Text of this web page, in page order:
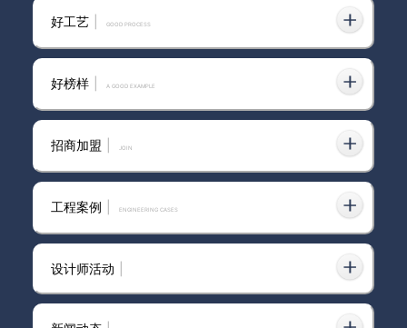
适合奶油风和法式风的墙面漆：
蛋壳光艺术漆了解一下
卡百利净醛蛋壳光艺术漆，要显
贵就这么装！🏷️原来墙面材料是
全屋蛋壳光艺术漆，一面都不
好工艺 GOOD PROCESS
好榜样 A GOOD EXAMPLE
招商加盟 join
工程案例 ENGINEERING CASES
设计师活动